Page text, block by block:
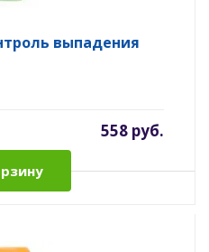
выпадения
558 руб.